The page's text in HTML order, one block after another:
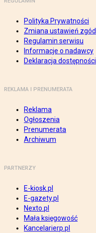
Polityka Prywatności
Zmiana ustawień zgód
Regulamin serwisu
Informacje o nadawcy
Deklaracja dostępności
REKLAMA I PRENUMERATA
Reklama
Ogłoszenia
Prenumerata
Archiwum
PARTNERZY
E-kiosk.pl
E-gazety.pl
Nexto.pl
Mała księgowość
Kancelarierp.pl